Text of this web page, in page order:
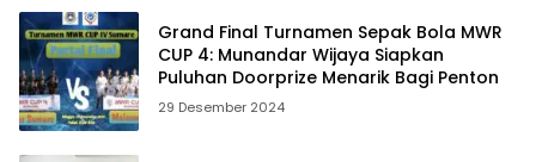
Grand Final Turnamen Sepak Bola MWR
CUP 4: Munandar Wijaya Siapkan
Puluhan Doorprize Menarik Bagi Penton
29 Desember 2024